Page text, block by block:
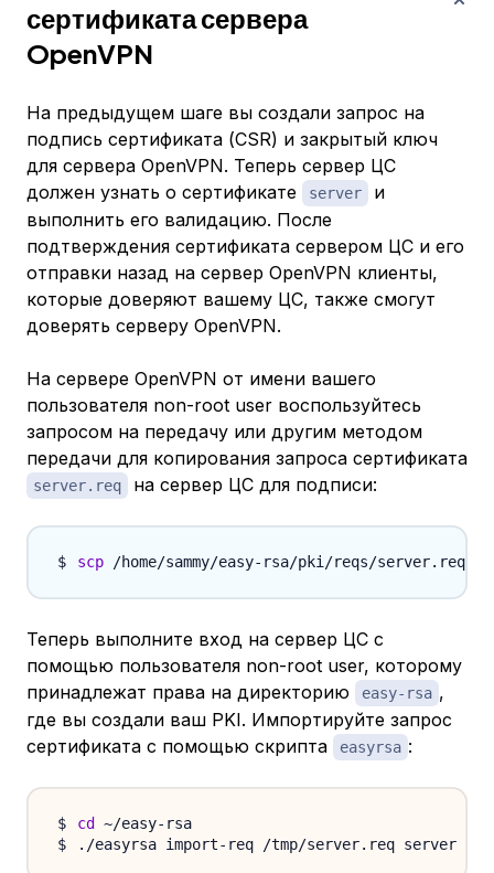
сертификата сервера
OpenVPN
На предыдущем шаге вы создали запрос на
подпись сертификата (CSR) и закрытый ключ
для сервера OpenVPN. Теперь сервер ЦС
должен узнать о сертификате
server
и
выполнить его валидацию. После
подтверждения сертификата сервером ЦС и его
отправки назад на сервер OpenVPN клиенты,
которые доверяют вашему ЦС, также смогут
доверять серверу OpenVPN.
На сервере OpenVPN от имени вашего
пользователя non-root user воспользуйтесь
запросом на передачу или другим методом
передачи для копирования запроса сертификата
server.req на сервер ЦС для подписи:
scp /home/sammy/easy-rsa/pki/reqs/server.req
Теперь выполните вход на сервер ЦС с
помощью пользователя non-root user, которому
принадлежат права на директорию
easy-rsa ,
где вы создали ваш PKI. Импортируйте запрос
сертификата с помощью скрипта
easyrsa :
cd